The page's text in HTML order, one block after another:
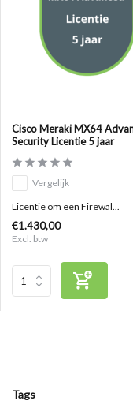
Cisco Meraki MX64
Security Licentie 5 jaar
Vergelijk
Licentie om een Firewal...
€1.430,00
Excl. btw
Tags